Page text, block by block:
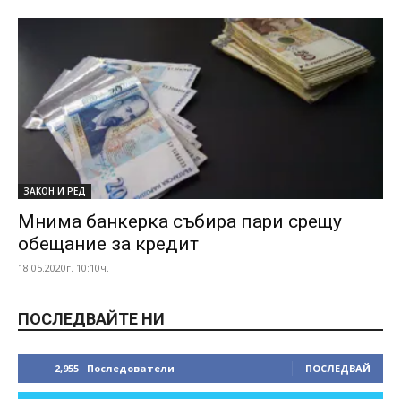
ЗАКОН И РЕД
Мнима банкерка събира пари срещу
обещание за кредит
18.05.2020г. 10:10ч.
ПОСЛЕДВАЙТЕ НИ
2,955 Последователи ПОСЛЕДВАЙ